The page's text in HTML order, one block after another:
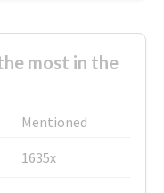
most in the
Mentioned
1635x